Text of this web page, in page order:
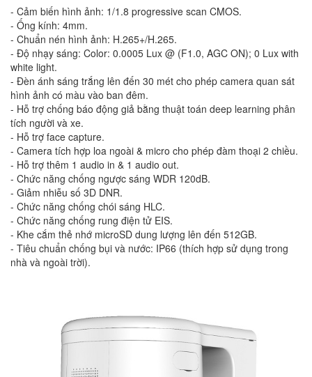
- Cảm biến hình ảnh: 1/1.8 progressive scan CMOS.
- Ống kính: 4mm.
- Chuẩn nén hình ảnh: H.265+/H.265.
- Độ nhạy sáng: Color: 0.0005 Lux @ (F1.0, AGC ON); 0 Lux with
white light.
- Đèn ánh sáng trắng lên đến 30 mét cho phép camera quan sát
hình ảnh có màu vào ban đêm.
- Hỗ trợ chống báo động giả bằng thuật toán deep learning phân
tích người và xe.
- Hỗ trợ face capture.
- Camera tích hợp loa ngoài & micro cho phép đàm thoại 2 chiều.
- Hỗ trợ thêm 1 audio in & 1 audio out.
- Chức năng chống ngược sáng WDR 120dB.
- Giảm nhiễu số 3D DNR.
- Chức năng chống chói sáng HLC.
- Chức năng chống rung điện tử EIS.
- Khe cắm thẻ nhớ microSD dung lượng lên đến 512GB.
- Tiêu chuẩn chống bụi và nước: IP66 (thích hợp sử dụng trong
nhà và ngoài trời).